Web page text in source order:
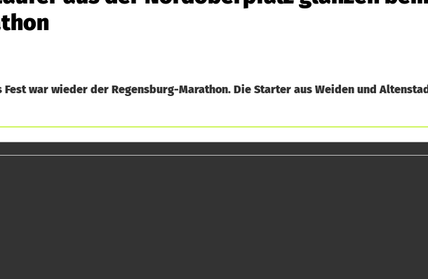
war wieder der Regensburg-Marathon. Die Starter aus Weiden und